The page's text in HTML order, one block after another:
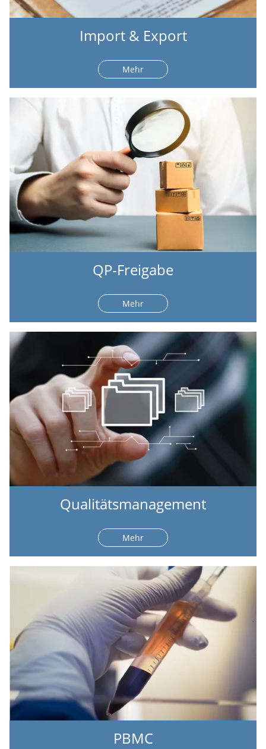
Import & Export
Mehr
QP-Freigabe
Mehr
Qualitätsmanagement
Mehr
PBMC